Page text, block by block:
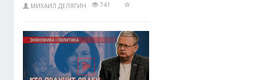
МИХАИЛ ДЕЛЯГИН 741